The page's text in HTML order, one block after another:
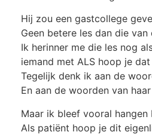
Hij zou een gastcollege
Geen betere les dan die
Ik herinner me die les nog
iemand met ALS hoop je
Tegelijk denk ik aan de
En aan de woorden van
Maar ik bleef vooral
Als patiënt hoop je dit